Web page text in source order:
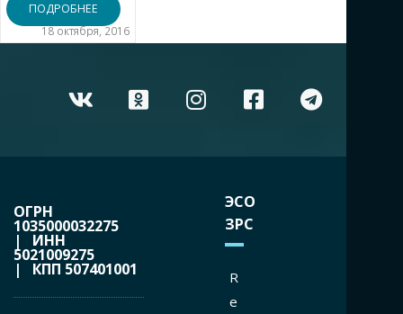
ПОДРОБНЕЕ
18 октября, 2016
ОГРН
1035000032275
| ИНН
5021009275
| КПП 507401001
ЭСО
ЗРС
R
e